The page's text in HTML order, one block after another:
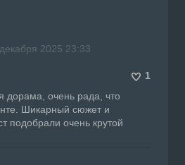
2025 23:33
1
дорама, очень рада, что
Шикарный сюжет и
подобрали очень крутой